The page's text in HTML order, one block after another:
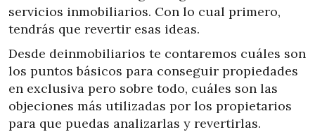
servicios inmobiliarios. Con lo cual primero,
tendrás que revertir esas ideas.
Desde deinmobiliarios te contaremos cuáles son
los puntos básicos para conseguir propiedades
en exclusiva pero sobre todo, cuáles son las
objeciones más utilizadas por los propietarios
para que puedas analizarlas y revertirlas.